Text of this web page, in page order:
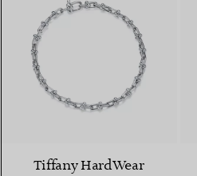
Tiffany HardWear